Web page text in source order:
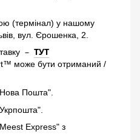
(термінал) у нашому
вул. Єрошенка, 2.
– ТУТ
може бути отриманий /
Пошта".
Express" з